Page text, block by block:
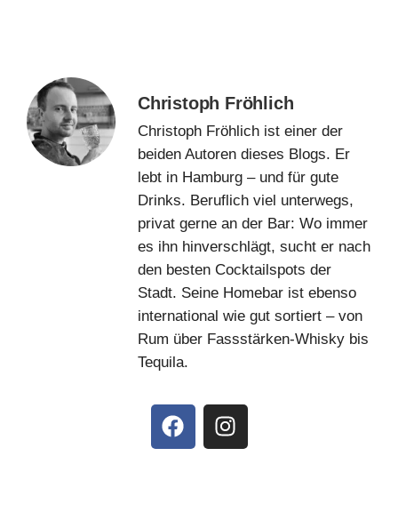
Christoph Fröhlich
Christoph Fröhlich ist einer der
beiden Autoren dieses Blogs. Er
lebt in Hamburg – und für gute
Drinks. Beruflich viel unterwegs,
privat gerne an der Bar: Wo immer
es ihn hinverschlägt, sucht er nach
den besten Cocktailspots der
Stadt. Seine Homebar ist ebenso
international wie gut sortiert – von
Rum über Fassstärken-Whisky bis
Tequila.